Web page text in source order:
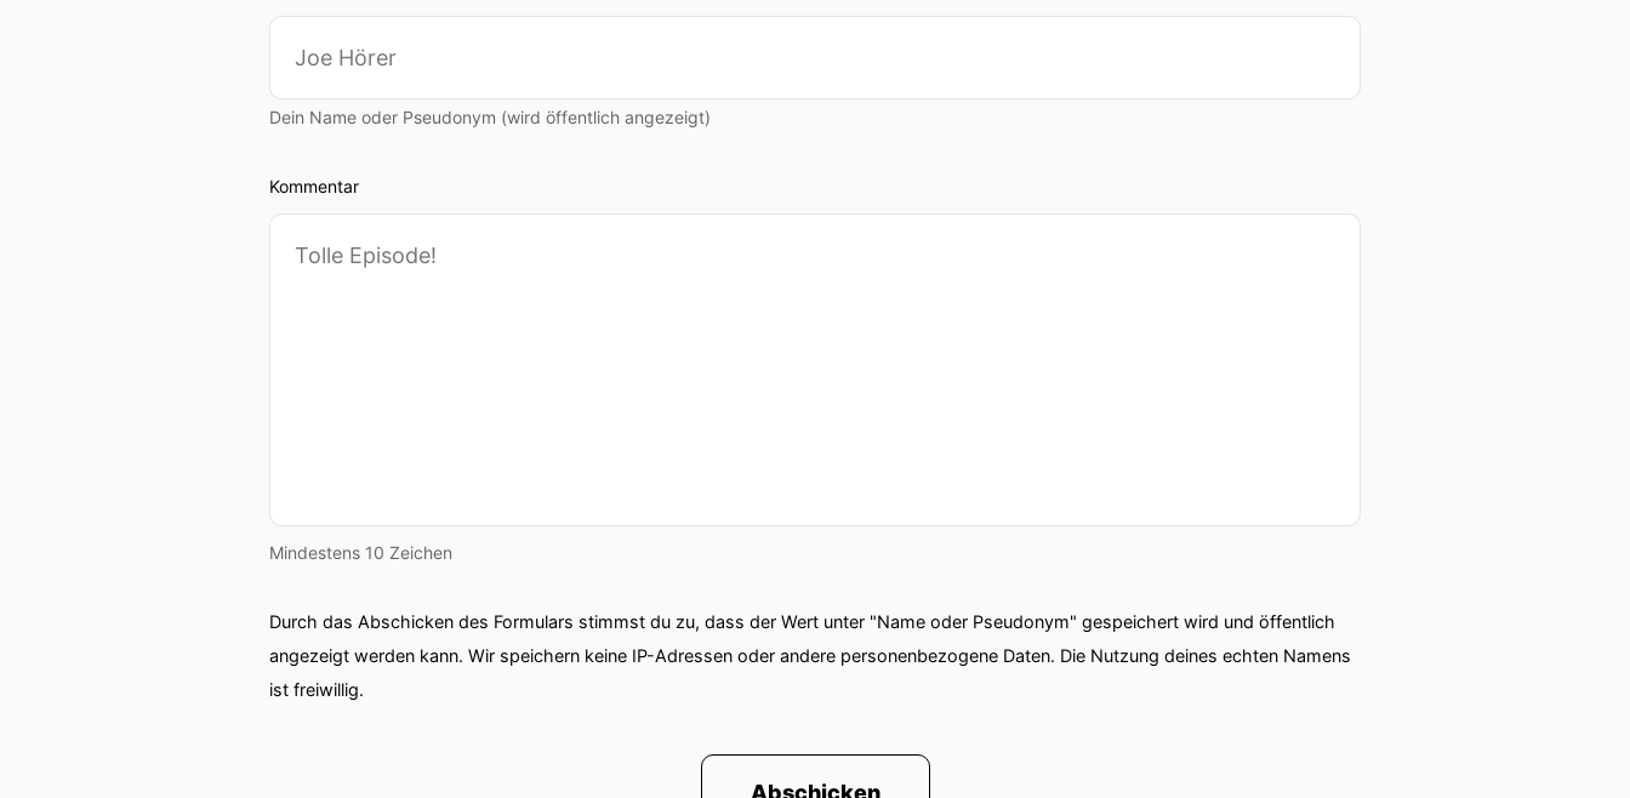
Dein Name oder Pseudonym (wird öffentlich angezeigt)
Kommentar
Mindestens 10 Zeichen
Durch das Abschicken des Formulars stimmst du zu, dass der Wert unter "Name oder Pseudonym" gespeichert wird und öffentlich
angezeigt werden kann. Wir speichern keine IP-Adressen oder andere personenbezogene Daten. Die Nutzung deines echten Namens
ist freiwillig.
Abschicken